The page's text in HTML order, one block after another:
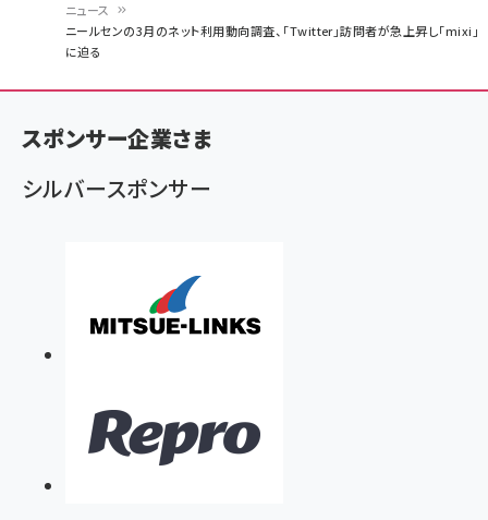
く
ず
ニュース
ニールセンの3月のネット利用動向調査、「Twitter」訪問者が急上昇し「mixi」
に迫る
スポンサー企業さま
シルバースポンサー